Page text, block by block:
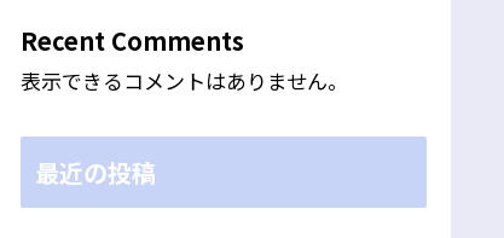
Recent Comments
表示できるコメントはありません。
最近の投稿